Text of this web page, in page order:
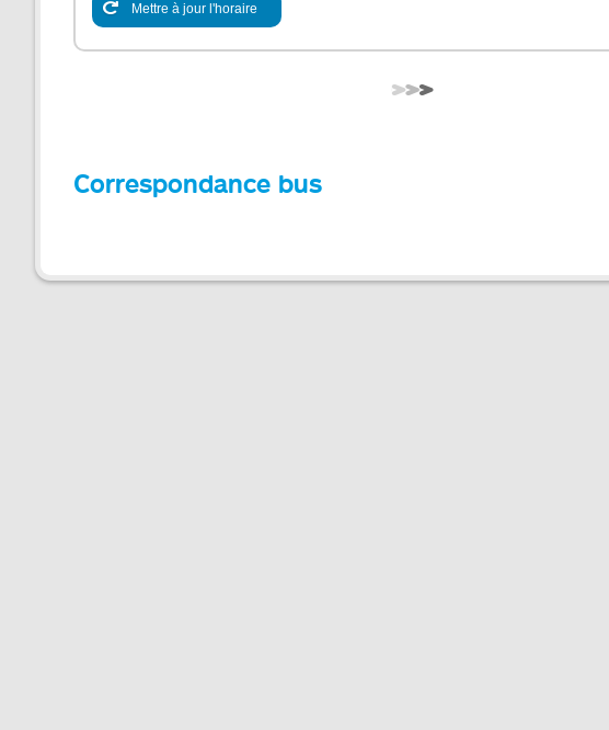
Mettre à jour l'horaire
Correspondance bus